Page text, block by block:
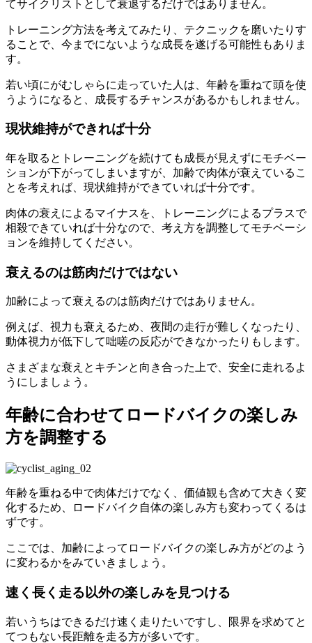
てサイクリストとして衰退するだけではありません。
トレーニング方法を考えてみたり、テクニックを磨いたりす
ることで、今までにないような成長を遂げる可能性もありま
す。
若い頃にがむしゃらに走っていた人は、年齢を重ねて頭を使
うようになると、成長するチャンスがあるかもしれません。
現状維持ができれば十分
年を取るとトレーニングを続けても成長が見えずにモチベー
ションが下がってしまいますが、加齢で肉体が衰えているこ
とを考えれば、現状維持ができていれば十分です。
肉体の衰えによるマイナスを、トレーニングによるプラスで
相殺できていれば十分なので、考え方を調整してモチベーシ
ョンを維持してください。
衰えるのは筋肉だけではない
加齢によって衰えるのは筋肉だけではありません。
例えば、視力も衰えるため、夜間の走行が難しくなったり、
動体視力が低下して咄嗟の反応ができなかったりもします。
さまざまな衰えとキチンと向き合った上で、安全に走れるよ
うにしましょう。
年齢に合わせてロードバイクの楽しみ
方を調整する
年齢を重ねる中で肉体だけでなく、価値観も含めて大きく変
化するため、ロードバイク自体の楽しみ方も変わってくるは
ずです。
ここでは、加齢によってロードバイクの楽しみ方がどのよう
に変わるかをみていきましょう。
速く長く走る以外の楽しみを見つける
若いうちはできるだけ速く走りたいですし、限界を求めてと
てつもない長距離を走る方が多いです。